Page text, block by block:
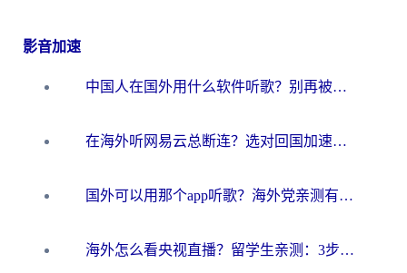
影音加速
中国人在国外用什么软件听歌？别再被地域限制卡脖子，这篇教你轻松解锁国内音乐库
在海外听网易云总断连？选对回国加速器，告别地区限制和卡顿
国外可以用那个app听歌？海外党亲测有效的回国加速方案，轻松听国内音乐听书
海外怎么看央视直播？留学生亲测：3步解决版权限制+追剧自由